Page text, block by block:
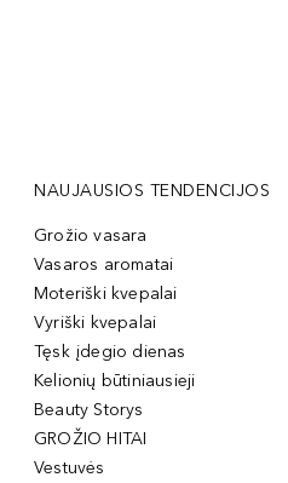
NAUJAUSIOS TENDENCIJOS
Grožio vasara
Vasaros aromatai
Moteriški kvepalai
Vyriški kvepalai
Tęsk įdegio dienas
Kelionių būtiniausieji
Beauty Storys
GROŽIO HITAI
Vestuvės